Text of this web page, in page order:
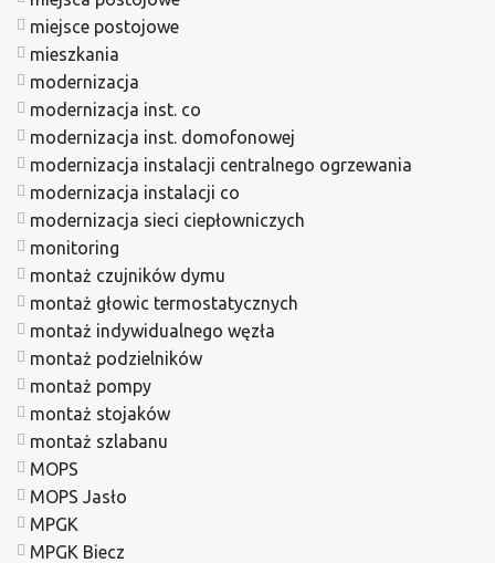
miejsce postojowe
mieszkania
modernizacja
modernizacja inst. co
modernizacja inst. domofonowej
modernizacja instalacji centralnego ogrzewania
modernizacja instalacji co
modernizacja sieci ciepłowniczych
monitoring
montaż czujników dymu
montaż głowic termostatycznych
montaż indywidualnego węzła
montaż podzielników
montaż pompy
montaż stojaków
montaż szlabanu
MOPS
MOPS Jasło
MPGK
MPGK Biecz